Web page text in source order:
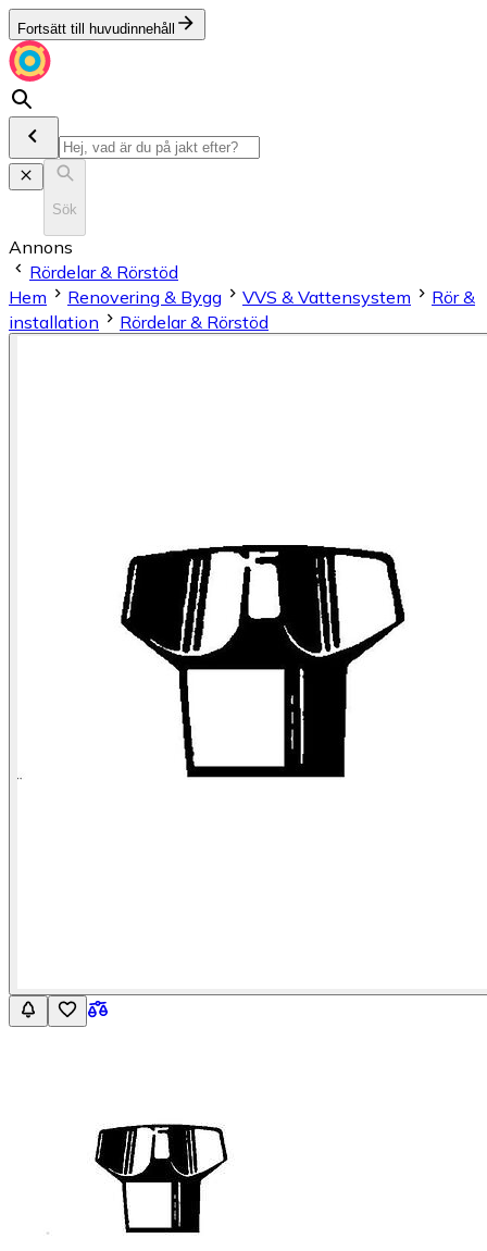
Fortsätt till huvudinnehåll
Sök
Annons
Rördelar & Rörstöd
Hem
Renovering & Bygg VVS & Vattensystem
Rör &
installation
Rördelar & Rörstöd